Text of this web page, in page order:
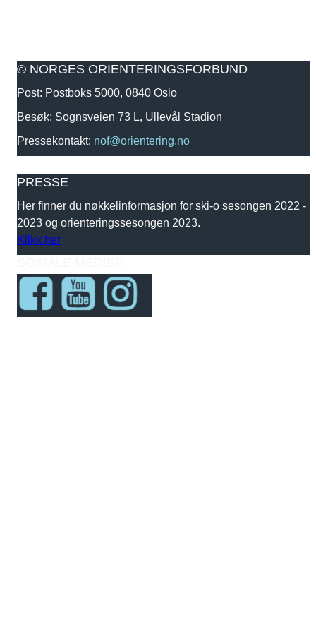
© NORGES ORIENTERINGSFORBUND
Post: Postboks 5000, 0840 Oslo
Besøk: Sognsveien 73 L, Ullevål Stadion
Pressekontakt: nof@orientering.no
PRESSE
Her finner du nøkkelinformasjon for ski-o sesongen 2022 -
2023 og orienteringssesongen 2023.
Klikk her